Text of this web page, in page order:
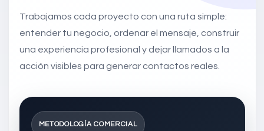
Trabajamos cada proyecto con una ruta simple:
entender tu negocio, ordenar el mensaje, construir
una experiencia profesional y dejar llamados a la
acción visibles para generar contactos reales.
METODOLOGÍA COMERCIAL